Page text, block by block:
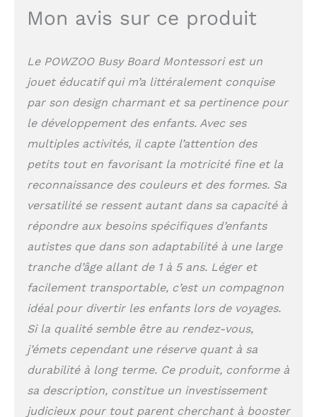
éducatif de livre occupé
pour les enfants de 1 à
enfants autistes).
et ABS, il est doux et
inoffensif pour les
extrêmement durable et
tous les composants de
la planche sensorielle
solidement fixés.
Gardez vos enfants
et vous pourrez profiter
de quelques heures!
Jouez Tout en
d'activités pour tout -
petits permet au bébé
de s'habiller à son
améliorant les
compétences de base
fine et la flexibilité des
doigts tout en restant
Mon avis sur ce produit
Le POWZOO Busy Board Montessori est un
jouet éducatif qui m’a littéralement conquise
par son design charmant et sa pertinence pour
le développement des enfants. Avec ses
multiples activités, il capte l’attention des
petits tout en favorisant la motricité fine et la
reconnaissance des couleurs et des formes. Sa
versatilité se ressent autant dans sa capacité à
répondre aux besoins spécifiques d’enfants
autistes que dans son adaptabilité à une large
tranche d’âge allant de 1 à 5 ans. Léger et
facilement transportable, c’est un compagnon
idéal pour divertir les enfants lors de voyages.
Si la qualité semble être au rendez-vous,
j’émets cependant une réserve quant à sa
durabilité à long terme. Ce produit, conforme à
sa description, constitue un investissement
judicieux pour tout parent cherchant à booster